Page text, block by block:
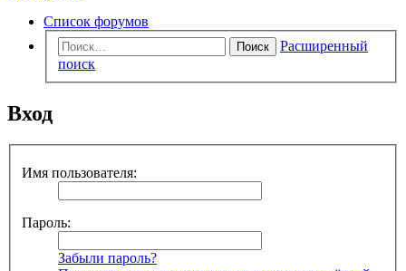
Список форумов
Поиск
Расширенный
поиск
Вход
Имя пользователя:
Пароль:
Забыли пароль?